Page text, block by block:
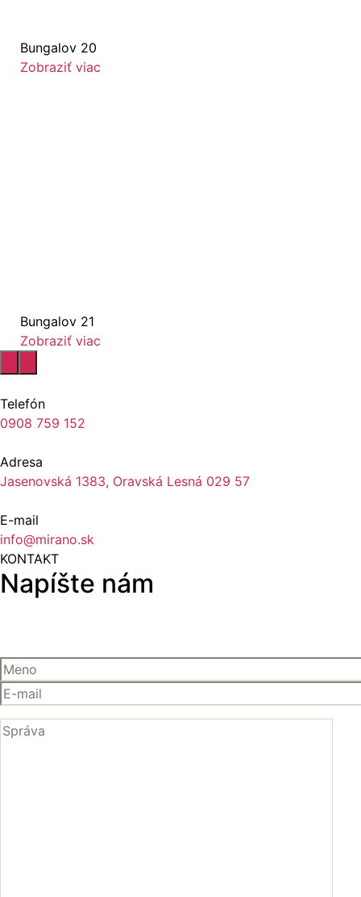
Bungalov 20
Zobraziť viac
Bungalov 21
Zobraziť viac
Telefón
0908 759 152
Adresa
Jasenovská 1383, Oravská Lesná 029 57
E-mail
info@mirano.sk
KONTAKT
Napíšte nám